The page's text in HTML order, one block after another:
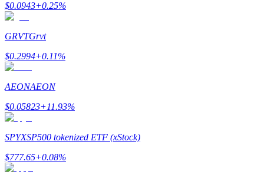
خنزير الطاقة
$0.0943+0.25%
GRVTGrvt
$0.2994+0.11%
AEONAEON
$0.05823+11.93%
SPYXSP500 tokenized ETF (xStock)
$777.65+0.08%